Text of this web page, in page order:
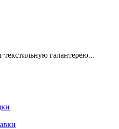
текстильную галантерею...